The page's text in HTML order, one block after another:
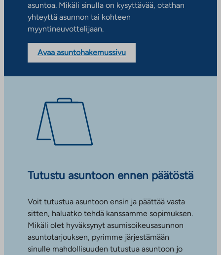
asuntoa. Mikäli sinulla on kysyttävää, otathan
yhteyttä asunnon tai kohteen
myyntineuvottelijaan.
Avaa asuntohakemussivu
Tutustu asuntoon ennen päätöstä
Voit tutustua asuntoon ensin ja päättää vasta
sitten, haluatko tehdä kanssamme sopimuksen.
Mikäli olet hyväksynyt asumisoikeusasunnon
asuntotarjouksen, pyrimme järjestämään
sinulle mahdollisuuden tutustua asuntoon jo